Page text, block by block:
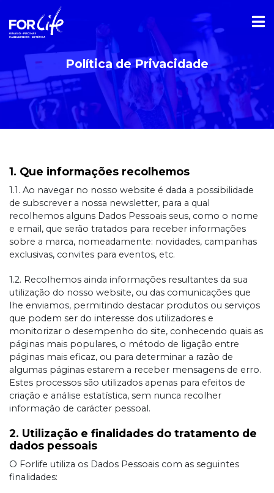
Política de Privacidade
1. Que informações recolhemos
1.1. Ao navegar no nosso website é dada a possibilidade
de subscrever a nossa newsletter, para a qual
recolhemos alguns Dados Pessoais seus, como o nome
e email, que serão tratados para receber informações
sobre a marca, nomeadamente: novidades, campanhas
exclusivas, convites para eventos, etc.
1.2. Recolhemos ainda informações resultantes da sua
utilização do nosso website, ou das comunicações que
lhe enviamos, permitindo destacar produtos ou serviços
que podem ser do interesse dos utilizadores e
monitorizar o desempenho do site, conhecendo quais as
páginas mais populares, o método de ligação entre
páginas mais eficaz, ou para determinar a razão de
algumas páginas estarem a receber mensagens de erro.
Estes processos são utilizados apenas para efeitos de
criação e análise estatística, sem nunca recolher
informação de carácter pessoal.
2. Utilização e finalidades do tratamento de
dados pessoais
O Forlife utiliza os Dados Pessoais com as seguintes
finalidades: